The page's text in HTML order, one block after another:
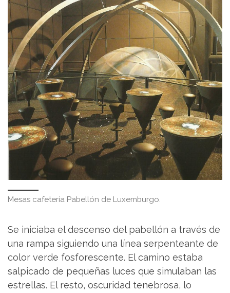
Mesas cafetería Pabellón de Luxemburgo.
Se iniciaba el descenso del pabellón a través de
una rampa siguiendo una línea serpenteante de
color verde fosforescente. El camino estaba
salpicado de pequeñas luces que simulaban las
estrellas. El resto, oscuridad tenebrosa, lo